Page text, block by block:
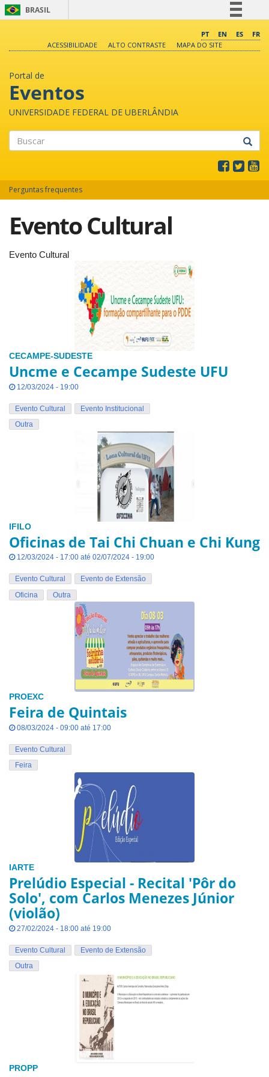
BRASIL
Comunica BR
PT EN ES
FR
ACESSIBILIDADE
ALTO CONTRASTE MAPA DO SITE
Portal de
Eventos
UNIVERSIDADE FEDERAL DE UBERLÂNDIA
Perguntas frequentes
Evento Cultural
Evento Cultural
CECAMPE-SUDESTE
Uncme e Cecampe Sudeste UFU
12/03/2024 - 19:00
Evento Cultural
Evento Institucional
Outra
IFILO
Oficinas de Tai Chi Chuan e Chi Kung
12/03/2024 - 17:00 até 02/07/2024 - 19:00
Evento Cultural
Evento de Extensão
Oficina
Outra
PROEXC
Feira de Quintais
08/03/2024 - 09:00 até 17:00
Evento Cultural
Feira
IARTE
Prelúdio Especial - Recital 'Pôr do
Solo', com Carlos Menezes Júnior
(violão)
27/02/2024 - 18:00 até 19:00
Evento Cultural
Evento de Extensão
Outra
PROPP